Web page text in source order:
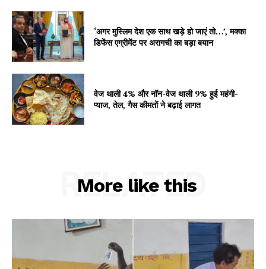
‘अगर मुस्लिम देश एक साथ खड़े हो जाएं तो…’, मक्का
डिफेंस एग्रीमेंट पर अरागची का बड़ा बयान
वेज थाली 4% और नॉन-वेज थाली 9% हुई महंगी-
प्याज, तेल, गैस कीमतों ने बढ़ाई लागत
More like this
RELATED